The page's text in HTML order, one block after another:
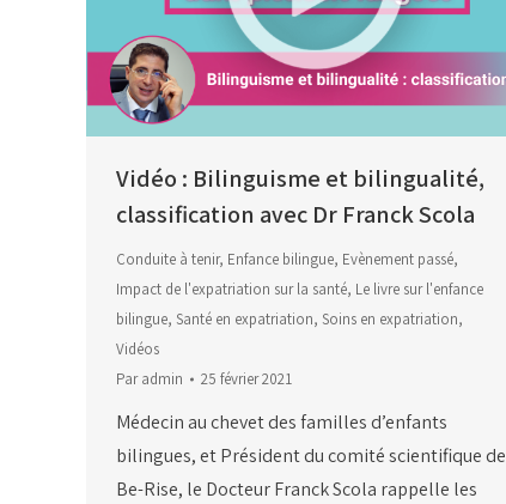
Vidéo : Bilinguisme et bilingualité,
classification avec Dr Franck Scola
Conduite à tenir, Enfance bilingue, Evènement passé,
Impact de l'expatriation sur la santé, Le livre sur l'enfance
bilingue, Santé en expatriation, Soins en expatriation,
Vidéos
Paradmin 25 février 2021
Médecin au chevet des familles d’enfants
bilingues, et Président du comité scientifique de
Be-Rise, le Docteur Franck Scola rappelle les